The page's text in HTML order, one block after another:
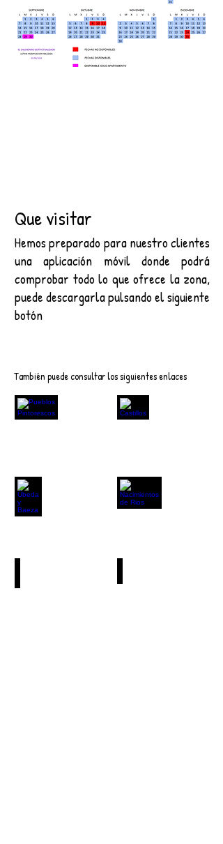
Que visitar
Hemos preparado para nuestro clientes
una aplicación móvil donde podrá
comprobar todo lo que ofrece la zona,
puede descargarla pulsando el siguiente
botón
También puede consultar los siguientes enlaces